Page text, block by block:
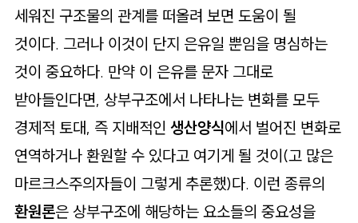
세워진 구조물의 관계를 떠올려 보면 도움이 될
것이다. 그러나 이것이 단지 은유일 뿐임을 명심하는
것이 중요하다. 만약 이 은유를 문자 그대로
받아들인다면, 상부구조에서 나타나는 변화를 모두
경제적 토대, 즉 지배적인 생산양식에서 벌어진 변화로
연역하거나 환원할 수 있다고 여기게 될 것이(고 많은
마르크스주의자들이 그렇게 추론했)다. 이런 종류의
환원론은 상부구조에 해당하는 요소들의 중요성을